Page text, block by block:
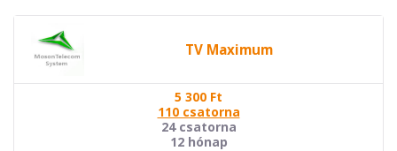
TV Maximum
5 300 Ft
110 csatorna
24 csatorna
12 hónap